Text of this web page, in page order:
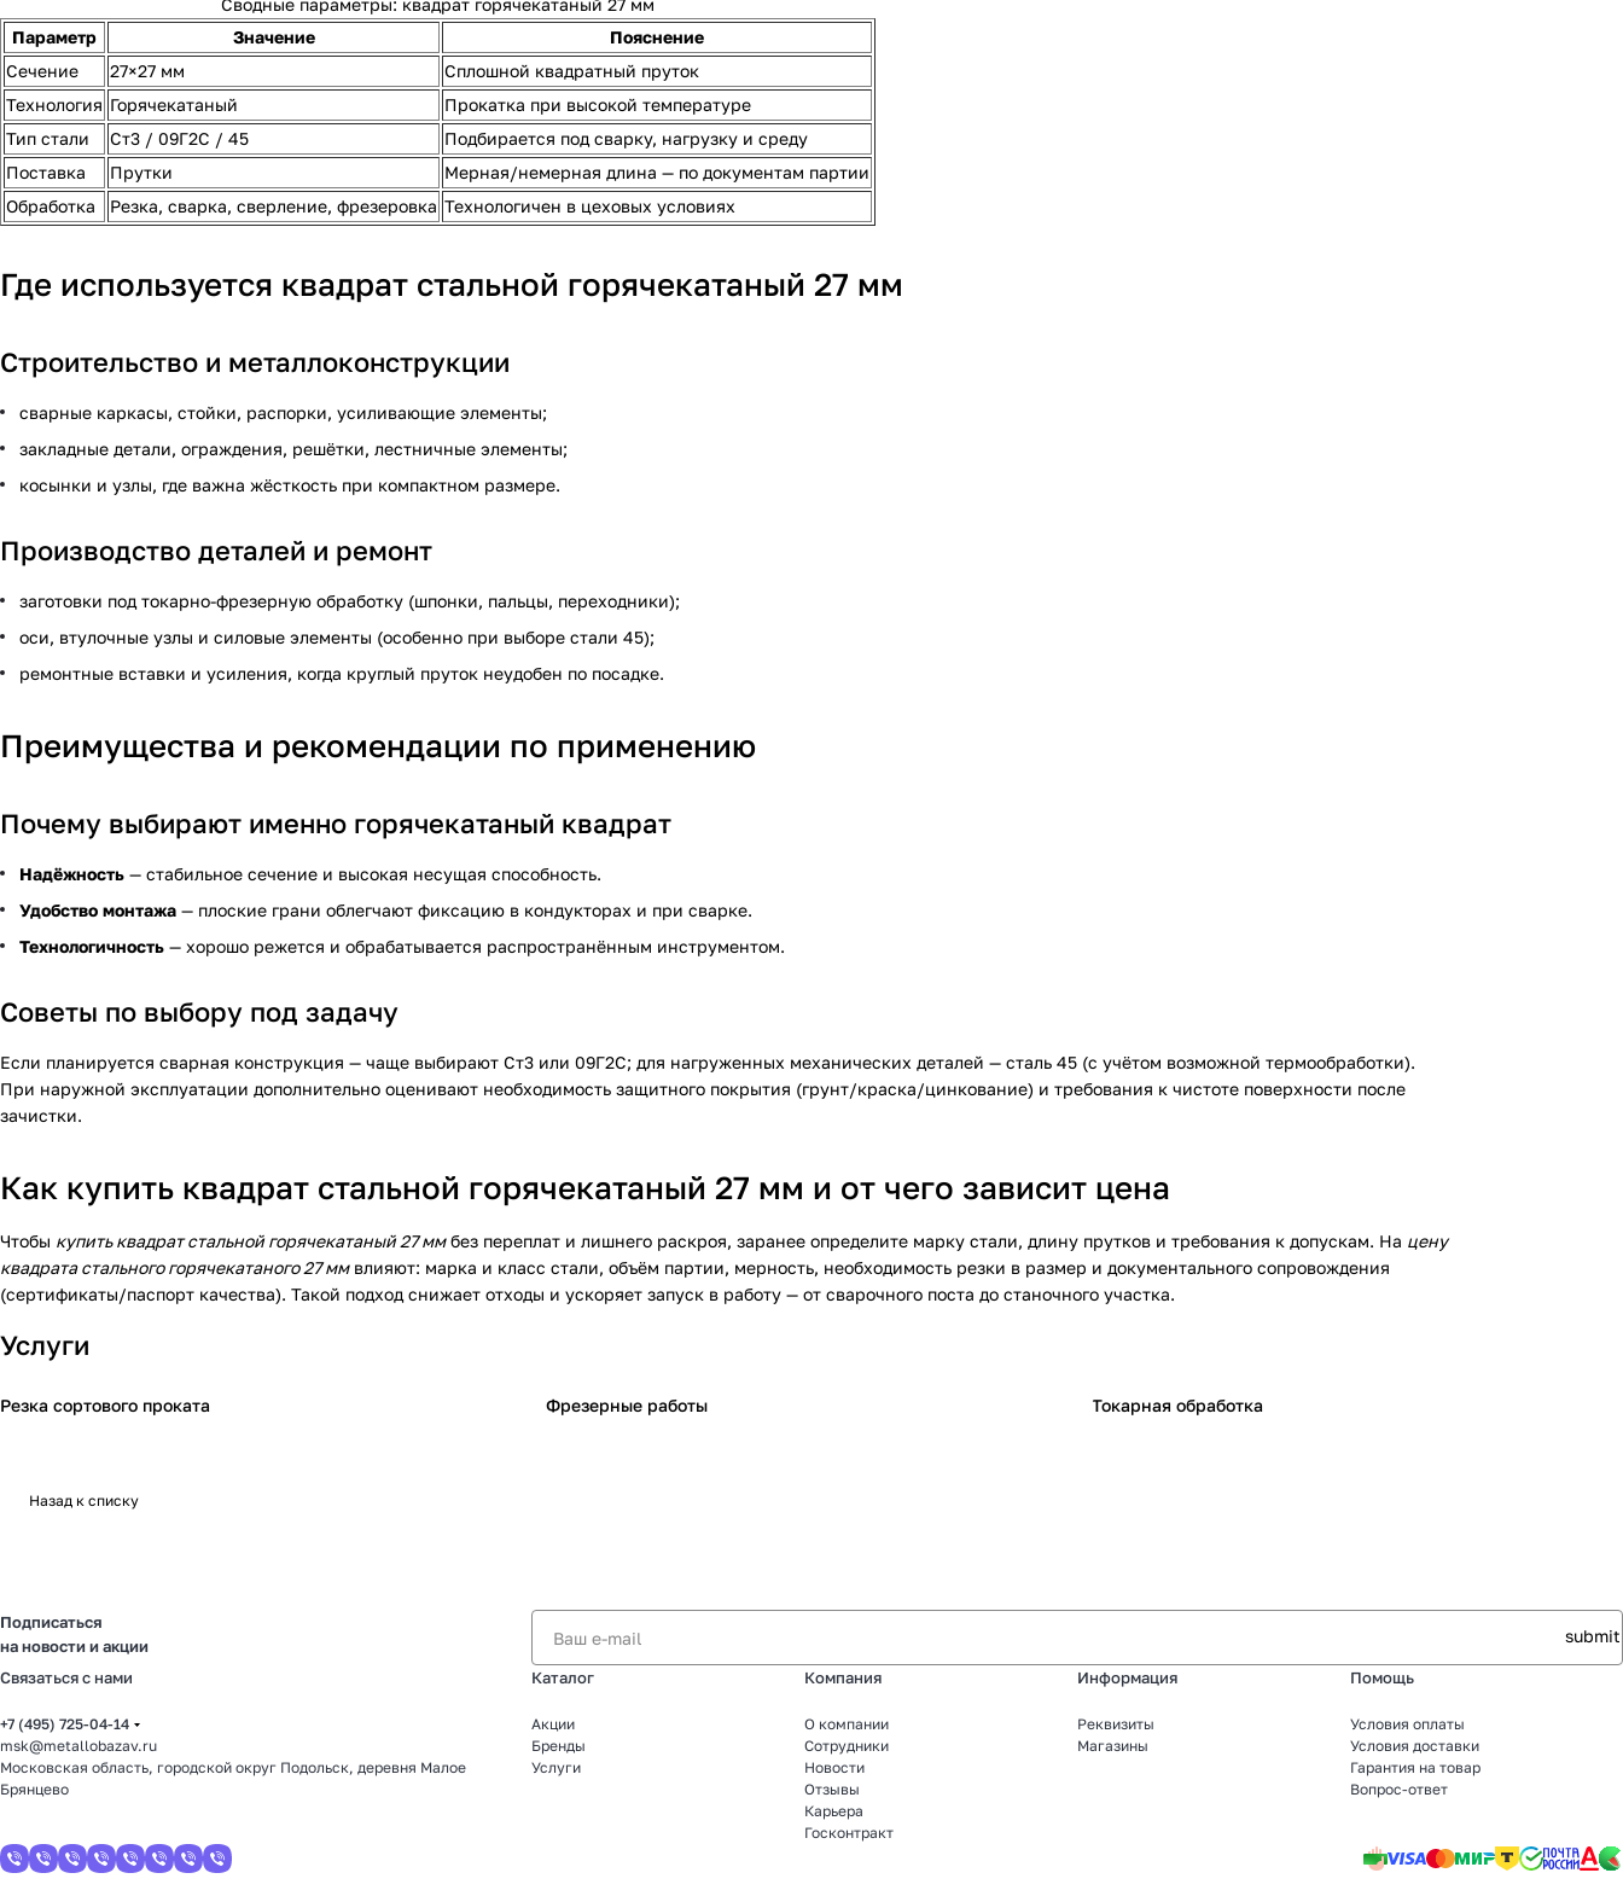
Сводные параметры: квадрат горячекатаный 27 мм
Параметр
Значение
Пояснение
Сечение
27×27 мм
Сплошной квадратный пруток
Технология Горячекатаный
Прокатка при высокой температуре
Тип стали
Ст3 / 09Г2С / 45
Подбирается под сварку, нагрузку и среду
Поставка
Прутки
Мерная/немерная длина — по документам партии
Обработка
Резка, сварка, сверление, фрезеровка Технологичен в цеховых условиях
Где используется квадрат стальной горячекатаный 27 мм
Строительство и металлоконструкции
сварные каркасы, стойки, распорки, усиливающие элементы;
закладные детали, ограждения, решётки, лестничные элементы;
косынки и узлы, где важна жёсткость при компактном размере.
Производство деталей и ремонт
заготовки под токарно-фрезерную обработку (шпонки, пальцы, переходники);
оси, втулочные узлы и силовые элементы (особенно при выборе стали 45);
ремонтные вставки и усиления, когда круглый пруток неудобен по посадке.
Преимущества и рекомендации по применению
Почему выбирают именно горячекатаный квадрат
Надёжность — стабильное сечение и высокая несущая способность.
Удобство монтажа — плоские грани облегчают фиксацию в кондукторах и при сварке.
Технологичность — хорошо режется и обрабатывается распространённым инструментом.
Советы по выбору под задачу
Если планируется сварная конструкция — чаще выбирают Ст3 или 09Г2С; для нагруженных механических деталей — сталь 45 (с учётом возможной термообработки).
При наружной эксплуатации дополнительно оценивают необходимость защитного покрытия (грунт/краска/цинкование) и требования к чистоте поверхности после
зачистки.
Как купить квадрат стальной горячекатаный 27 мм и от чего зависит цена
Чтобы купить квадрат стальной горячекатаный 27 ммбез переплат и лишнего раскроя, заранее определите марку стали, длину прутков и требования к допускам. На цену
квадрата стального горячекатаного 27 ммвлияют: марка и класс стали, объём партии, мерность, необходимость резки в размер и документального сопровождения
(сертификаты/паспорт качества). Такой подход снижает отходы и ускоряет запуск в работу — от сварочного поста до станочного участка.
Услуги
Резка сортового проката Фрезерные работы Токарная обработка
Назад к списку
Подписаться
на новости и акции
Связаться с нами
+7 (495) 725-04-14
msk@metallobazav.ru
Московская область, городской округ Подольск, деревня Малое
Брянцево
Каталог
Акции
Бренды
Услуги
Компания
О компании
Сотрудники
Новости
Отзывы
Карьера
Госконтракт
Информация
Реквизиты
Магазины
Помощь
Условия оплаты
Условия доставки
Гарантия на товар
Вопрос-ответ